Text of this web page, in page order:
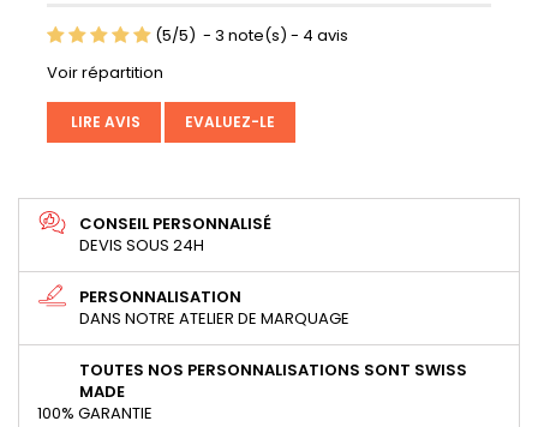
(5/5) - 3 note(s) - 4 avis
Voir répartition
LIRE AVIS EVALUEZ-LE
CONSEIL PERSONNALISÉ
DEVIS SOUS 24H
PERSONNALISATION
DANS NOTRE ATELIER DE MARQUAGE
TOUTES NOS PERSONNALISATIONS SONT SWISS
MADE
100% GARANTIE